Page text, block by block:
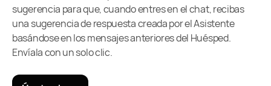
sugerencia para que, cuando entres en el chat, recibas
una sugerencia de respuesta creada por el Asistente
basándose en los mensajes anteriores del Huésped.
Envíala con un solo clic.